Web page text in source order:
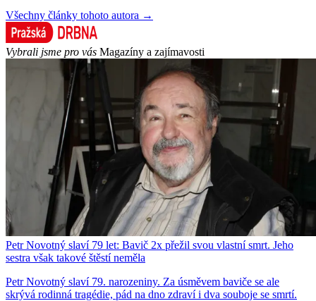
Všechny články tohoto autora →
Vybrali jsme pro vás Magazíny a zajímavosti
Petr Novotný slaví 79 let: Bavič 2x přežil svou vlastní smrt. Jeho
sestra však takové štěstí neměla
Petr Novotný slaví 79. narozeniny. Za úsměvem baviče se ale
skrývá rodinná tragédie, pád na dno zdraví i dva souboje se smrtí.